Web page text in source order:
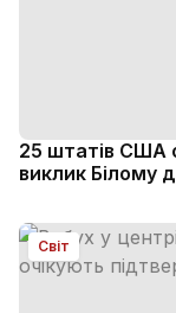
25 штатів США
виклик Білому
Світ